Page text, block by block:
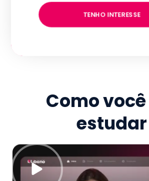
TENHO INTERESSE
Como
estudar